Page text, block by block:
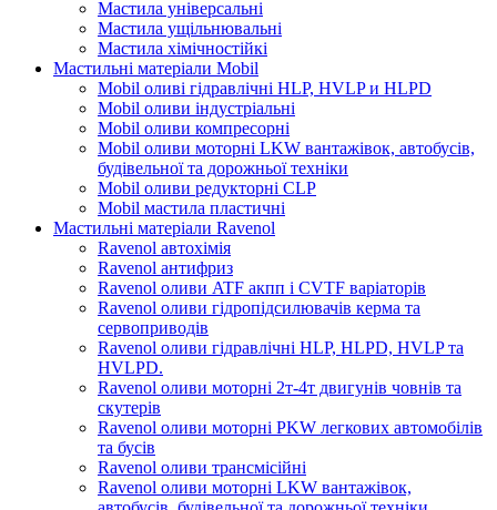
Мастила універсальні
Мастила ущільнювальні
Мастила хімічностійкі
Мастильні матеріали Mobil
Mobil оливі гідравлічні HLP, HVLP и HLPD
Mobil оливи індустріальні
Mobil оливи компресорні
Mobil оливи моторні LKW вантажівок, автобусів,
будівельної та дорожньої техніки
Mobil оливи редукторні CLP
Mobil мастила пластичні
Мастильні матеріали Ravenol
Ravenol автохімія
Ravenol антифриз
Ravenol оливи ATF акпп і CVTF варіаторів
Ravenol оливи гідропідсилювачів керма та
сервоприводів
Ravenol оливи гідравлічні HLP, HLPD, HVLP та
HVLPD.
Ravenol оливи моторні 2т-4т двигунів човнів та
скутерів
Ravenol оливи моторні PKW легкових автомобілів
та бусів
Ravenol оливи трансмісійні
Ravenol оливи моторні LKW вантажівок,